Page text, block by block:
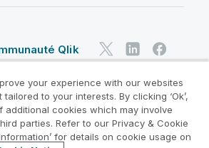
Qlik
des produits
Conditions légales
your experience with our websites
to your interests. By clicking ‘Ok’,
additional cookies which may involve
parties. Refer to our Privacy & Cookie
for details on cookie usage on